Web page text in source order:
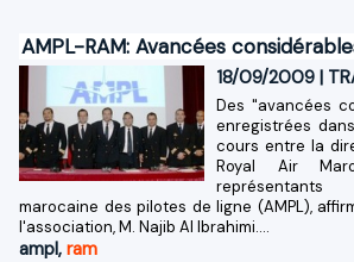
AMPL-RAM: Avancées
18/09/2009 |
Des "avancées
enregistrées
cours entre la
Royal Air
marocaine des pilotes de ligne (AMPL),
l'association, M. Najib Al Ibrahimi....
ampl, ram